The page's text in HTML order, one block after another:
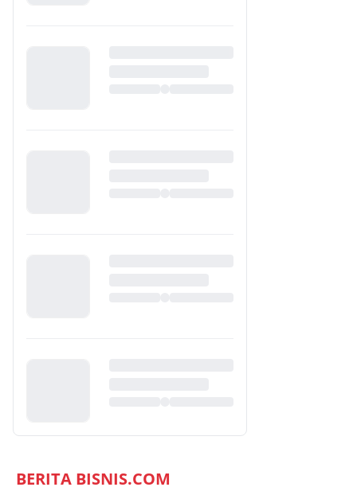
BERITA BISNIS.COM